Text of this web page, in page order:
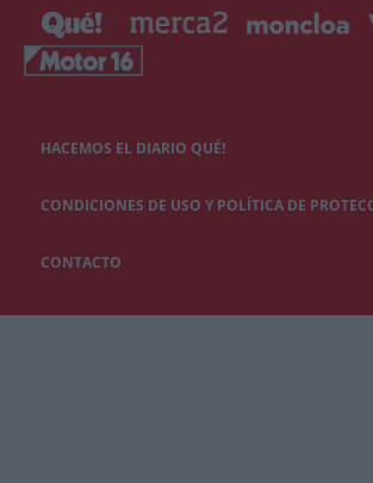
HACEMOS EL DIARIO QUÉ!
CONDICIONES DE USO Y POLÍTICA DE
CONTACTO